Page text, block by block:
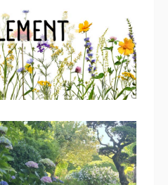
du Prix du
végétal
2025